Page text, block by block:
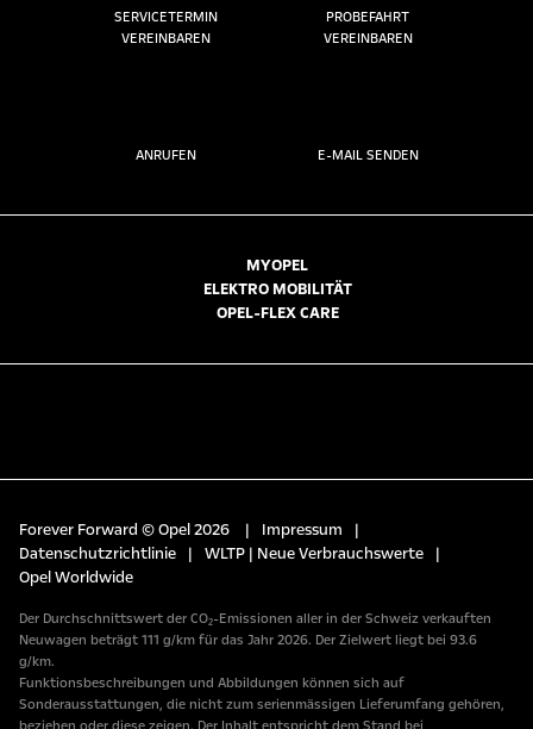
SERVICETERMIN
VEREINBAREN
PROBEFAHRT
VEREINBAREN
ANRUFEN E-MAIL SENDEN
MYOPEL
ELEKTRO MOBILITÄT
OPEL-FLEX CARE
Forever Forward © Opel 2026 | Impressum
|
Datenschutzrichtlinie
| WLTP | Neue Verbrauchswerte
|
Opel Worldwide
Der Durchschnittswert der CO₂-Emissionen aller in der Schweiz verkauften
Neuwagen beträgt 111 g/km für das Jahr 2026. Der Zielwert liegt bei 93.6
g/km.
Funktionsbeschreibungen und Abbildungen können sich auf
Sonderausstattungen, die nicht zum serienmässigen Lieferumfang gehören,